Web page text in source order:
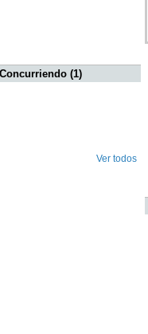
Concurriendo (1)
Ver todos